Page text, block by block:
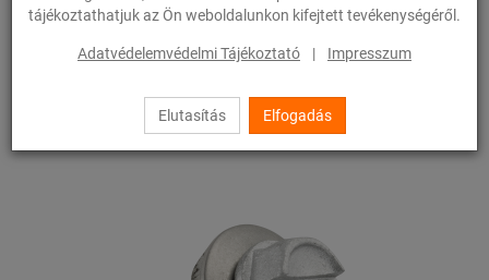
tájékoztathatjuk az Ön weboldalunkon kifejtett tevékenységéről.
Adatvédelemvédelmi Tájékoztató | Impresszum
Elutasítás Elfogadás
Szerelőanyagok szellőzőcsövek rögzítéséhez